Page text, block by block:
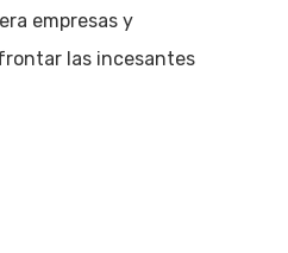
empresas y
las incesantes